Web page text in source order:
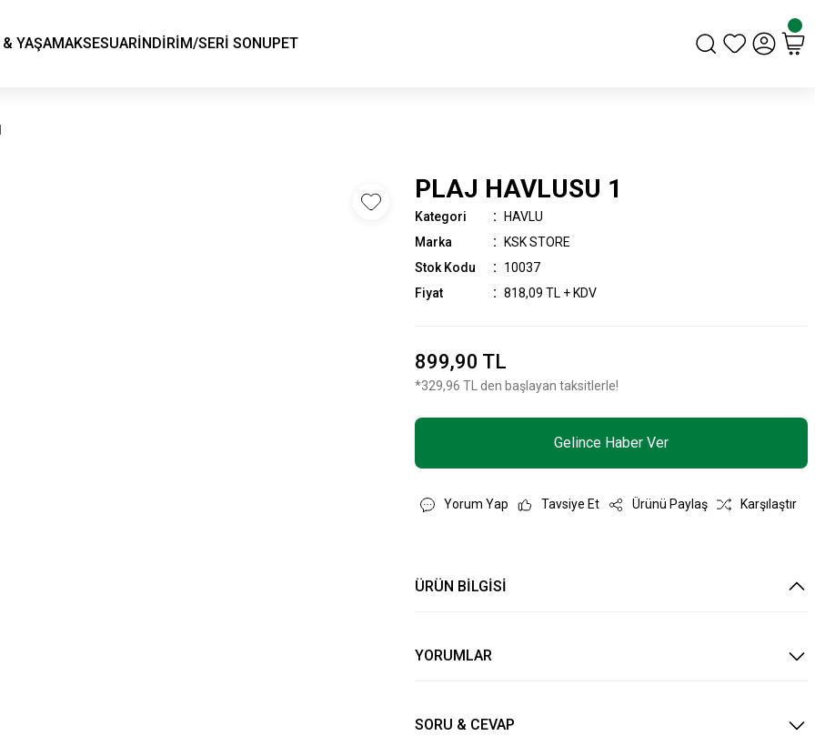
& YAŞAMAKSESUARİNDİRİM/SERİ SONUPET
PLAJ HAVLUSU 1
Kategori
HAVLU
Marka
KSK STORE
Stok Kodu
10037
Fiyat
818,09 TL + KDV
899,90 TL
*329,96 TL den başlayan taksitlerle!
Gelince Haber Ver
Yorum Yap Tavsiye Et Ürünü Paylaş Karşılaştır
ÜRÜN BİLGİSİ
YORUMLAR
SORU & CEVAP